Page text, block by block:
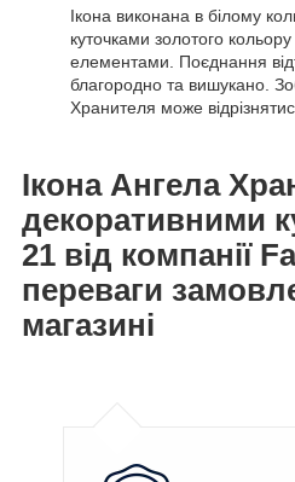
Ікона виконана в білому
куточками золотого
елементами. Поєднання
благородно та вишукано.
Хранителя може
Ікона Ангела
декоративними
21 від компанії
переваги
магазині